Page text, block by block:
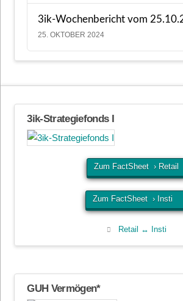
3ik-Wochenbericht vom
25. OKTOBER 2024
3ik-Strategiefonds I
Zum FactSheet › Retail
Zum FactSheet › Insti
Retail ↔ Insti
GUH Vermögen*